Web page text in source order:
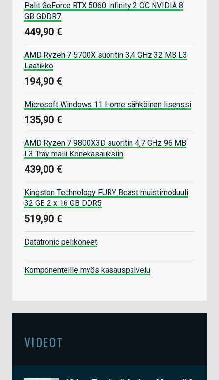
Palit GeForce RTX 5060 Infinity 2 OC NVIDIA 8
GB GDDR7
449,90 €
AMD Ryzen 7 5700X suoritin 3,4 GHz 32 MB L3
Laatikko
194,90 €
Microsoft Windows 11 Home sähköinen lisenssi
135,90 €
AMD Ryzen 7 9800X3D suoritin 4,7 GHz 96 MB
L3 Tray malli Konekasauksiin
439,00 €
Kingston Technology FURY Beast muistimoduuli
32 GB 2 x 16 GB DDR5
519,90 €
Datatronic pelikoneet
Komponenteille myös kasauspalvelu
VIDEOT